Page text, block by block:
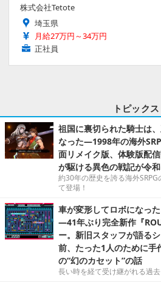
株式会社Tetote
埼玉県
月給27万円～34万円
正社員
トピックス
祖国に裏切られた騎士は
なった―1998年の海外
面リメイク版、体験版配
が駆ける異色の戦記が令
約30年の歴史を誇る海外
て登場！
車が変形してロボになっ
―41年ぶり完全新作『
ー。新旧スタッフが語る
前、たった1人のために手
の“幻のカセット”の話
長い時を経て受け継がれる過